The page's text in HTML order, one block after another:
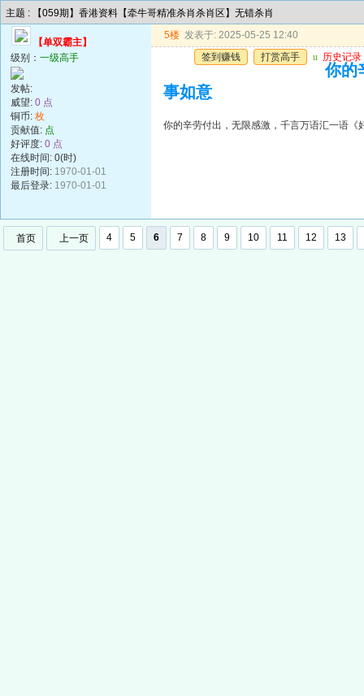
主题 : 【059期】香港资料【牵牛哥精准杀肖杀肖区】无错杀肖
【单双霸主】
级别： 一级高手
发帖:
威望: 0 点
铜币: 枚
贡献值: 点
好评度: 0 点
在线时间: 0(时)
注册时间: 1970-01-01
最后登录: 1970-01-01
5楼 发表于: 2025-05-25 12:40
签到赚钱
打赏高手 u 历史记录
你的
事如意
你的辛劳付出，无限感激，千言万语汇一语《
首页 上一页 4 5 6 7 8 9 10 11 12 13